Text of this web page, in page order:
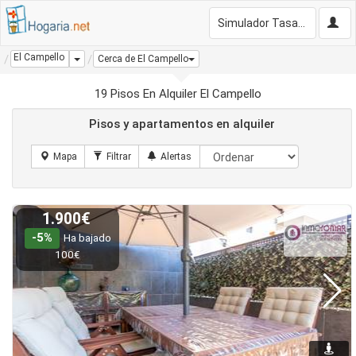
El Campello Dropdown
Cerca de El Campello
19 Pisos En Alquiler El Campello
Pisos y apartamentos en alquiler
1.900€
-5%
Ha bajado
100€